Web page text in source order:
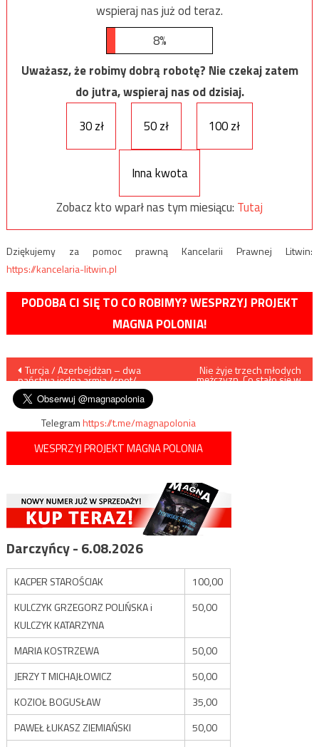
wspieraj nas już od teraz.
8%
Uważasz, że robimy dobrą robotę? Nie czekaj zatem
do jutra, wspieraj nas od dzisiaj.
30 zł
50 zł 100 zł
Inna kwota
Zobacz kto wparł nas tym miesiącu: Tutaj
Dziękujemy za pomoc prawną Kancelarii Prawnej Litwin:
https://kancelaria-litwin.pl
PODOBA CI SIĘ TO CO ROBIMY? WESPRZYJ PROJEKT
MAGNA POLONIA!
Nawigacja
wpisu
Turcja / Azerbejdżan – dwa
państwa jedna armia /spot/
Nie żyje trzech młodych
mężczyzn. Co stało się w
Telegramhttps://t.me/magnapolonia
WESPRZYJ PROJEKT MAGNA POLONIA
Darczyńcy - 6.08.2026
KACPER STAROŚCIAK
100,00
KULCZYK GRZEGORZ POLIŃSKA i
KULCZYK KATARZYNA
50,00
MARIA KOSTRZEWA
50,00
JERZY T MICHAJŁOWICZ
50,00
KOZIOŁ BOGUSŁAW
35,00
PAWEŁ ŁUKASZ ZIEMIAŃSKI
50,00